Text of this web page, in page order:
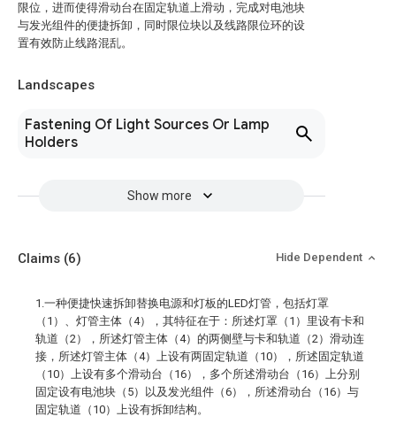
限位，进而使得滑动台在固定轨道上滑动，完成对电池块
与发光组件的便捷拆卸，同时限位块以及线路限位环的设
置有效防止线路混乱。
Landscapes
Fastening Of Light Sources Or Lamp
Holders
Show more
Claims (6) Hide Dependent
1.一种便捷快速拆卸替换电源和灯板的LED灯管，包括灯罩
（1）、灯管主体（4），其特征在于：所述灯罩（1）里设有卡和
轨道（2），所述灯管主体（4）的两侧壁与卡和轨道（2）滑动连
接，所述灯管主体（4）上设有两固定轨道（10），所述固定轨道
（10）上设有多个滑动台（16），多个所述滑动台（16）上分别
固定设有电池块（5）以及发光组件（6），所述滑动台（16）与
固定轨道（10）上设有拆卸结构。